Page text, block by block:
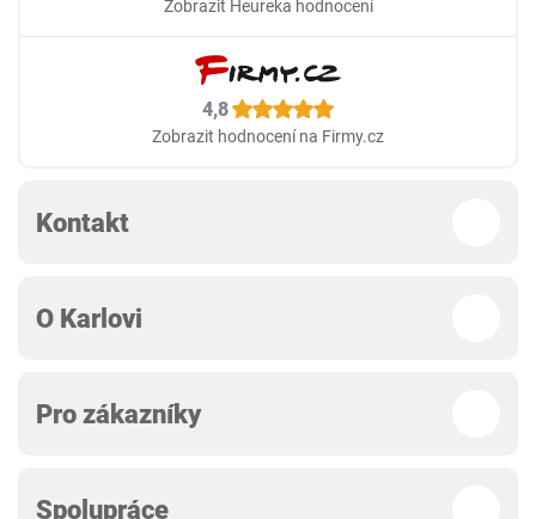
Zobrazit Heureka hodnocení
4,8
Zobrazit hodnocení na Firmy.cz
Kontakt
O Karlovi
Pro zákazníky
Spolupráce